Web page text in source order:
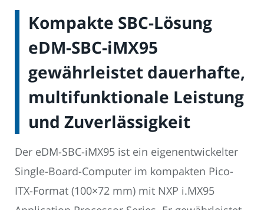
Kompakte SBC-Lösung
eDM-SBC-iMX95
gewährleistet dauerhafte,
multifunktionale Leistung
und Zuverlässigkeit
Der eDM-SBC-iMX95 ist ein eigenentwickelter
Single-Board-Computer im kompakten Pico-
ITX-Format (100×72 mm) mit NXP i.MX95